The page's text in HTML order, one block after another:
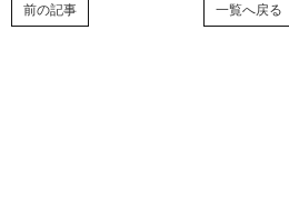
一覧へ戻る
前の記事